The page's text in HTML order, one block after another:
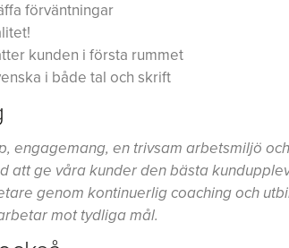
förväntningar
kunden i första rummet
i både tal och skrift
engagemang, en trivsam arbetsmiljö
att ge våra kunder den bästa
genom kontinuerlig coaching och
mot tydliga mål.